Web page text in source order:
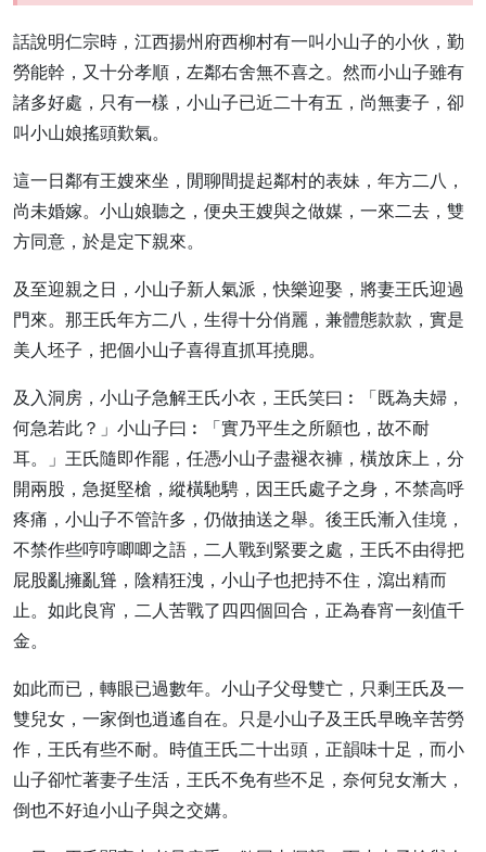
話說明仁宗時，江西揚州府西柳村有一叫小山子的小伙，勤
勞能幹，又十分孝順，左鄰右舍無不喜之。然而小山子雖有
諸多好處，只有一樣，小山子已近二十有五，尚無妻子，卻
叫小山娘搖頭歎氣。
這一日鄰有王嫂來坐，閒聊間提起鄰村的表妹，年方二八，
尚未婚嫁。小山娘聽之，便央王嫂與之做媒，一來二去，雙
方同意，於是定下親來。
及至迎親之日，小山子新人氣派，快樂迎娶，將妻王氏迎過
門來。那王氏年方二八，生得十分俏麗，兼體態款款，實是
美人坯子，把個小山子喜得直抓耳撓腮。
及入洞房，小山子急解王氏小衣，王氏笑曰︰「既為夫婦，
何急若此？」小山子曰︰「實乃平生之所願也，故不耐
耳。」王氏隨即作罷，任憑小山子盡褪衣褲，橫放床上，分
開兩股，急挺堅槍，縱橫馳騁，因王氏處子之身，不禁高呼
疼痛，小山子不管許多，仍做抽送之舉。後王氏漸入佳境，
不禁作些哼哼唧唧之語，二人戰到緊要之處，王氏不由得把
屁股亂擁亂聳，陰精狂洩，小山子也把持不住，瀉出精而
止。如此良宵，二人苦戰了四四個回合，正為春宵一刻值千
金。
如此而已，轉眼已過數年。小山子父母雙亡，只剩王氏及一
雙兒女，一家倒也逍遙自在。只是小山子及王氏早晚辛苦勞
作，王氏有些不耐。時值王氏二十出頭，正韻味十足，而小
山子卻忙著妻子生活，王氏不免有些不足，奈何兒女漸大，
倒也不好迫小山子與之交媾。